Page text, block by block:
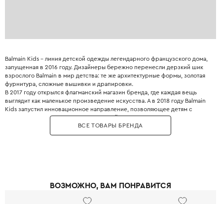
Balmain Kids – линия детской одежды легендарного французского дома,
запущенная в 2016 году. Дизайнеры бережно перенесли дерзкий шик
взрослого Balmain в мир детства: те же архитектурные формы, золотая
фурнитура, сложные вышивки и драпировки.
В 2017 году открылся флагманский магазин бренда, где каждая вещь
выглядит как маленькое произведение искусства. А в 2018 году Balmain
Kids запустил инновационное направление, позволяющее детям с
ранних лет прикасаться к миру высокой моды. Золотые пуговицы,
фактурные ткани, линии кроя – здесь нет места скучной
повседневности.
ВСЕ ТОВАРЫ БРЕНДА
ВОЗМОЖНО, ВАМ ПОНРАВИТСЯ